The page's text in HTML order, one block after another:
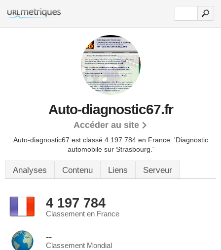
Auto-diagnostic67.fr
Accéder au site
Auto-diagnostic67 est classé 4 197 784 en France. 'Diagnostic
automobile sur Strasbourg.'
Analyses Contenu Liens Serveur
4 197 784
Classement en France
--
Classement Mondial